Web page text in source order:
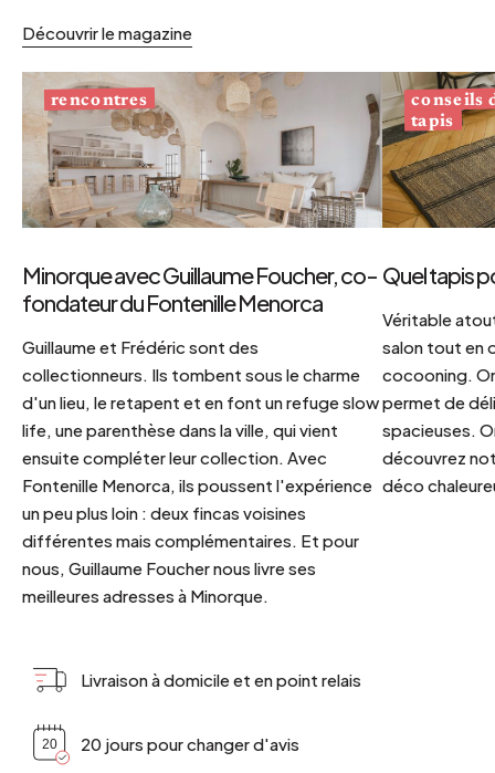
Découvrir le magazine
rencontres
Minorque avec Guillaume Foucher, co-
fondateur du Fontenille Menorca
Guillaume et Frédéric sont des
collectionneurs. Ils tombent sous le charme
d'un lieu, le retapent et en font un refuge slow
life, une parenthèse dans la ville, qui vient
ensuite compléter leur collection. Avec
Fontenille Menorca, ils poussent l'expérience
un peu plus loin : deux fincas voisines
différentes mais complémentaires. Et pour
nous, Guillaume Foucher nous livre ses
meilleures adresses à Minorque.
conseils
tapis
Quel tapis
Véritable
salon tout en
cocooning.
permet de
spacieuses.
découvrez
déco
Livraison à domicile et en point relais
20 jours pour changer d'avis